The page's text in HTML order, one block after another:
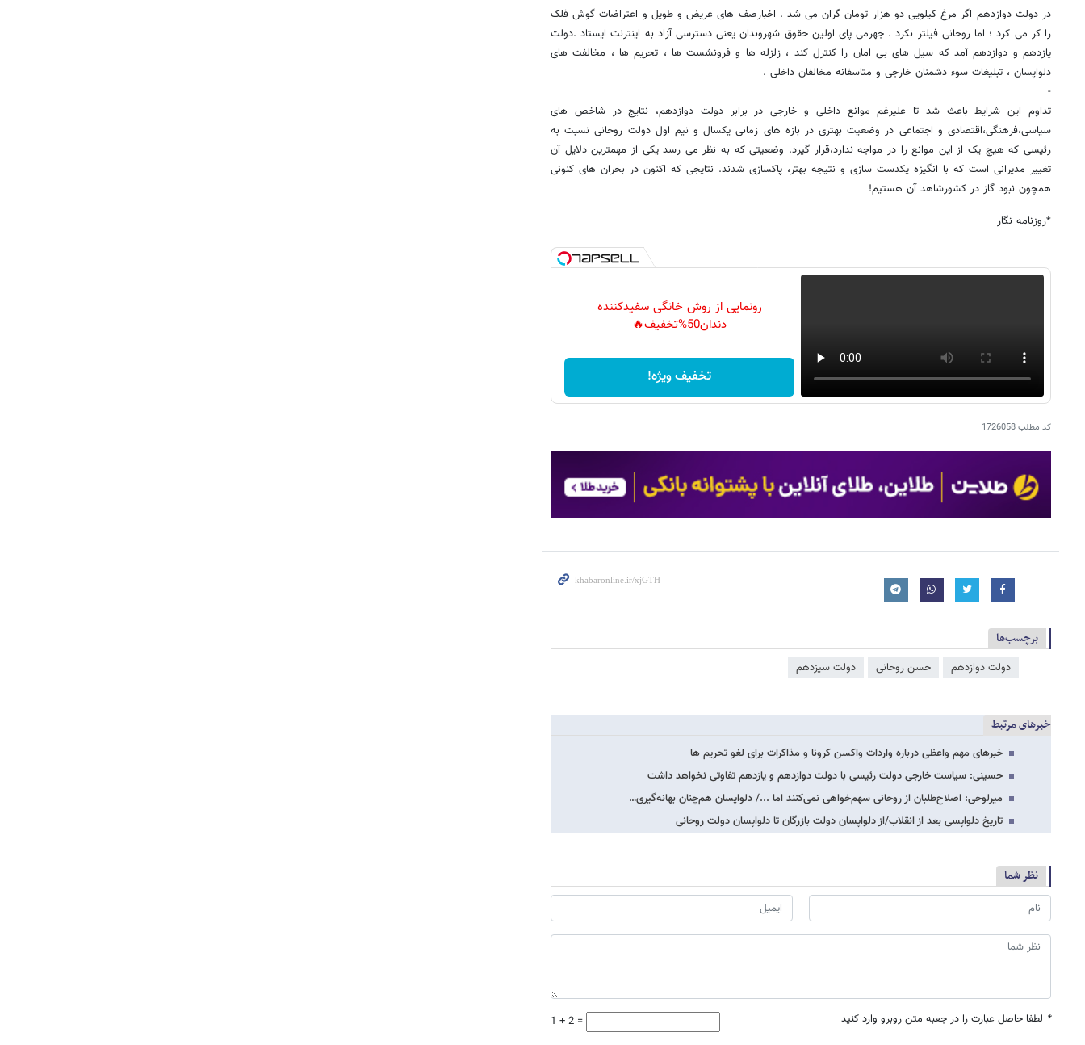
در دولت دوازدهم اگر مرغ کیلویی دو هزار تومان گران می شد . اخبارصف های عریض و طویل و اعتراضات گوش فلک
را کر می کرد ؛ اما روحانی فیلتر نکرد . جهرمی پای اولین حقوق شهروندان یعنی دسترسی آزاد به اینترنت ایستاد .دولت
یازدهم و دوازدهم آمد که سیل های بی امان را کنترل کند ، زلزله ها و فرونشست ها ، تحریم ها ، مخالفت های
دلواپسان ، تبلیغات سوء دشمنان خارجی و متاسفانه مخالفان داخلی .
-
تداوم این شرایط باعث شد تا علیرغم موانع داخلی و خارجی در برابر دولت دوازدهم، نتایج در شاخص های
سیاسی،فرهنگی،اقتصادی و اجتماعی در وضعیت بهتری در بازه های زمانی یکسال و نیم اول دولت روحانی نسبت به
رئیسی که هیچ یک از این موانع را در مواجه ندارد،قرار گیرد. وضعیتی که به نظر می رسد یکی از مهمترین دلایل آن
تغییر مدیرانی است که با انگیزه یکدست سازی و نتیجه بهتر، پاکسازی شدند. نتایجی که اکنون در بحران های کنونی
همچون نبود گاز در کشورشاهد آن هستیم!
*روزنامه نگار
رونمایی از روش خانگی سفیدکننده
دندان50%تخفیف🔥
تخفیف ویژه!
کد مطلب1726058
برچسب‌ها
دولت دوازدهم حسن روحانی دولت سیزدهم
خبرهای مرتبط
خبرهای مهم واعظی درباره واردات واکسن کرونا و مذاکرات برای لغو تحریم ها
حسینی: سیاست خارجی دولت رئیسی با دولت دوازدهم و یازدهم تفاوتی نخواهد داشت
میرلوحی: اصلاح‌طلبان از روحانی سهم‌خواهی نمی‌کنند اما .../ دلواپسان هم‌چنان بهانه‌گیری…
تاریخ دلواپسی بعد از انقلاب/از دلواپسان دولت بازرگان تا دلواپسان دولت روحانی
نظر شما
* لطفا حاصل عبارت را در جعبه متن روبرو وارد کنید 1 + 2 =